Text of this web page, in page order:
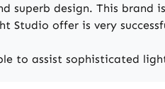
superb design. This
Studio offer is very
to assist sophisticated